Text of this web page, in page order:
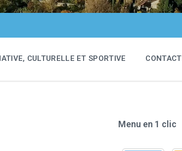
CULTURELLE ET SPORTIVE CONTACT
Menu en 1 clic